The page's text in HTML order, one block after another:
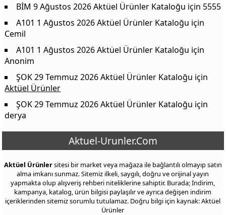
BİM 9 Ağustos 2026 Aktüel Ürünler Kataloğu için 5555
A101 1 Ağustos 2026 Aktüel Ürünler Kataloğu için
Cemil
A101 1 Ağustos 2026 Aktüel Ürünler Kataloğu için
Anonim
ŞOK 29 Temmuz 2026 Aktüel Ürünler Kataloğu için
Aktüel Ürünler
ŞOK 29 Temmuz 2026 Aktüel Ürünler Kataloğu için
derya
Aktuel-Urunler.Com
Aktüel Ürünlersitesi bir market veya mağaza ile bağlantılı olmayıp satın
alma imkanı sunmaz. Sitemiz ilkeli, saygılı, doğru ve orijinal yayın
yapmakta olup alışveriş rehberi niteliklerine sahiptir. Burada; İndirim,
kampanya, katalog, ürün bilgisi paylaşılır ve ayrıca değişen indirim
içeriklerinden sitemiz sorumlu tutulamaz. Doğru bilgi için kaynak: Aktüel
Ürünler